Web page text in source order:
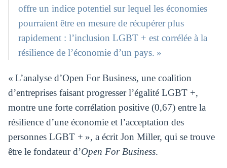
offre un indice potentiel sur lequel les économies
pourraient être en mesure de récupérer plus
rapidement : l’inclusion LGBT + est corrélée à la
résilience de l’économie d’un pays. »
« L’analyse d’Open For Business, une coalition
d’entreprises faisant progresser l’égalité LGBT +,
montre une forte corrélation positive (0,67) entre la
résilience d’une économie et l’acceptation des
personnes LGBT + », a écrit Jon Miller, qui se trouve
être le fondateur d’Open For Business.